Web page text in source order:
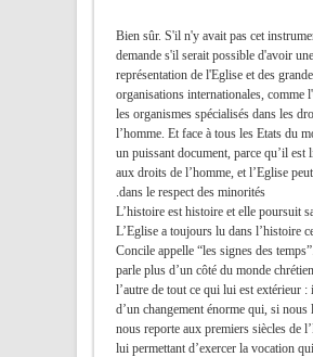
Bien sûr. S'il n'y avait pas cet
demande s'il serait possible d'avoir une
représentation de l'Eglise et des
organisations internationales, comme
les organismes spécialisés dans les
l’homme. Et face à tous les Etats du
un puissant document, parce qu’il est
aux droits de l’homme, et l’Eglise
dans le respect des minorités.
L’histoire est histoire et elle poursuit
L’Eglise a toujours lu dans l’histoire
Concile appelle “les signes des
parle plus d’un côté du monde
l’autre de tout ce qui lui est extérieur :
d’un changement énorme qui, si nous
nous reporte aux premiers siècles de
lui permettant d’exercer la vocation